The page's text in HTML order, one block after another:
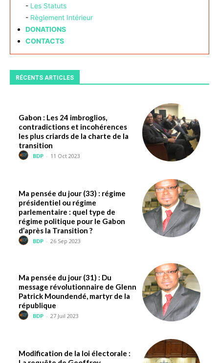
- Les Statuts
- Règlement Intérieur
DONATIONS
CONTACTS
RÉCENTS ARTICLES
Gabon : Les 24 imbroglios,
contradictions et incohérences
les plus criards de la charte de la
transition
BDP - 11 Oct 2023
Ma pensée du jour (33) : régime
présidentiel ou régime
parlementaire : quel type de
régime politique pour le Gabon
d’après la Transition ?
BDP - 26 Sep 2023
Ma pensée du jour (31) : Du
message révolutionnaire de Glenn
Patrick Moundendé, martyr de la
république
BDP - 27 Juil 2023
Modification de la loi électorale :